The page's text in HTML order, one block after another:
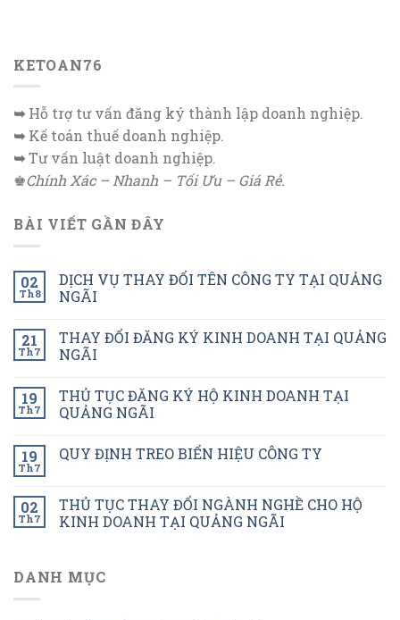
KETOAN76
➥Hỗ trợ tư vấn đăng ký thành lập doanh nghiệp.
➥Kế toán thuế doanh nghiệp.
➥Tư vấn luật doanh nghiệp.
♚Chính Xác – Nhanh – Tối Ưu – Giá Rẻ.
BÀI VIẾT GẦN ĐÂY
02
Th8
DỊCH VỤ THAY ĐỔI TÊN CÔNG TY TẠI QUẢNG
NGÃI
21
Th7
THAY ĐỔI ĐĂNG KÝ KINH DOANH TẠI QUẢNG
NGÃI
19
Th7
THỦ TỤC ĐĂNG KÝ HỘ KINH DOANH TẠI
QUẢNG NGÃI
19
Th7
QUY ĐỊNH TREO BIỂN HIỆU CÔNG TY
02
Th7
THỦ TỤC THAY ĐỔI NGÀNH NGHỀ CHO HỘ
KINH DOANH TẠI QUẢNG NGÃI
DANH MỤC